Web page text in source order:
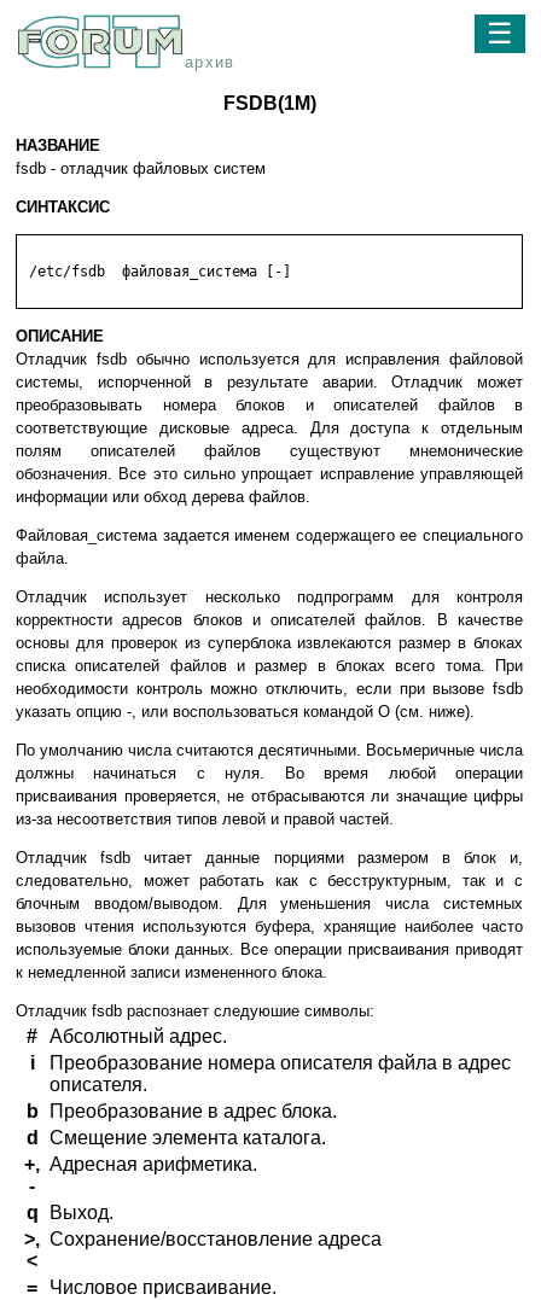
архив
☰
FSDB(1M)
НАЗВАНИЕ
fsdb - отладчик файловых систем
СИНТАКСИС
/etc/fsdb  файловая_система [-]
ОПИСАНИЕ
Отладчик fsdb обычно используется для исправления файловой
системы, испорченной в результате аварии. Отладчик может
преобразовывать номера блоков и описателей файлов в
соответствующие дисковые адреса. Для доступа к отдельным
полям описателей файлов существуют мнемонические
обозначения. Все это сильно упрощает исправление управляющей
информации или обход дерева файлов.
Файловая_система задается именем содержащего ее специального
файла.
Отладчик использует несколько подпрограмм для контроля
корректности адресов блоков и описателей файлов. В качестве
основы для проверок из суперблока извлекаются размер в блоках
списка описателей файлов и размер в блоках всего тома. При
необходимости контроль можно отключить, если при вызове fsdb
указать опцию -, или воспользоваться командой O (см. ниже).
По умолчанию числа считаются десятичными. Восьмеричные числа
должны начинаться с нуля. Во время любой операции
присваивания проверяется, не отбрасываются ли значащие цифры
из-за несоответствия типов левой и правой частей.
Отладчик fsdb читает данные порциями размером в блок и,
следовательно, может работать как с бесструктурным, так и с
блочным вводом/выводом. Для уменьшения числа системных
вызовов чтения используются буфера, хранящие наиболее часто
используемые блоки данных. Все операции присваивания приводят
к немедленной записи измененного блока.
Отладчик fsdb распознает следуюшие символы:
# Абсолютный адрес.
i
Преобразование номера описателя файла в адрес
описателя.
b
Преобразование в адрес блока.
d
Смещение элемента каталога.
+,
-
Адресная арифметика.
q
Выход.
>,
<
Сохранение/восстановление адреса
=
Числовое присваивание.